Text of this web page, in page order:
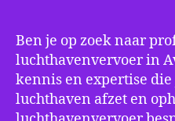
Ben je op zoek naar
luchthavenvervoer in
kennis en expertise
luchthaven afzet en